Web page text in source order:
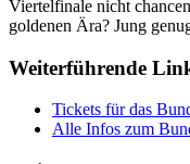
Viertelfinale nicht
goldenen Ära? Jung
Weiterführende
Tickets für das
Alle Infos zum